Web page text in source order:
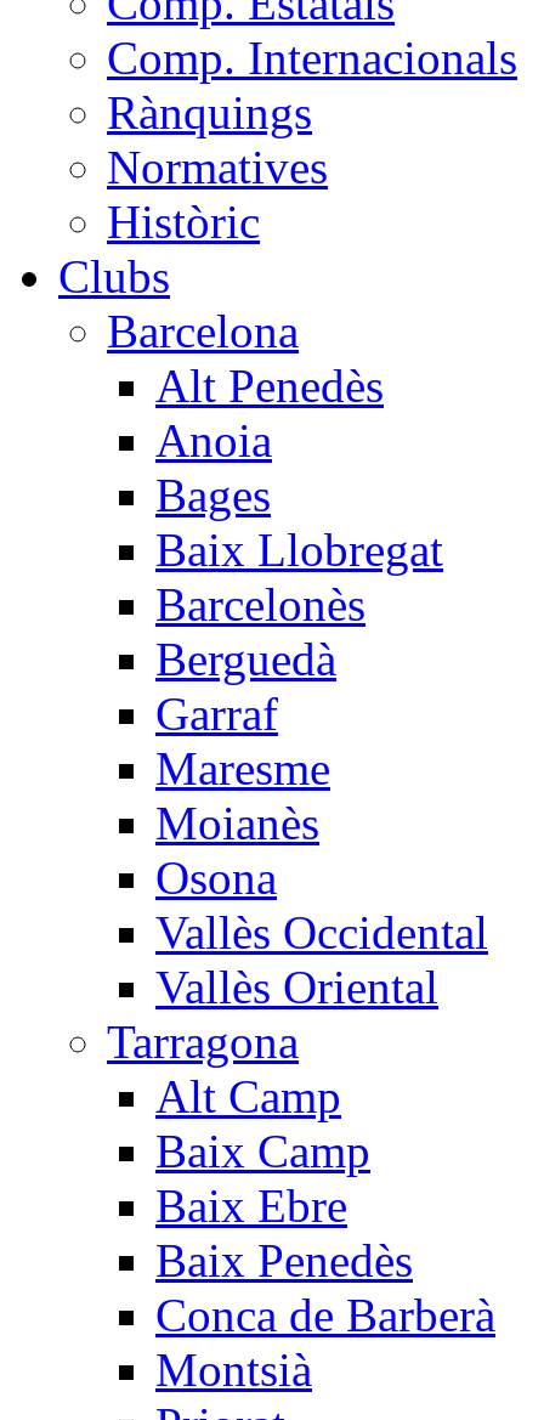
Comp. Internacionals
Rànquings
Normatives
Històric
Clubs
Barcelona
Alt Penedès
Anoia
Bages
Baix Llobregat
Barcelonès
Berguedà
Garraf
Maresme
Moianès
Osona
Vallès Occidental
Vallès Oriental
Tarragona
Alt Camp
Baix Camp
Baix Ebre
Baix Penedès
Conca de Barberà
Montsià